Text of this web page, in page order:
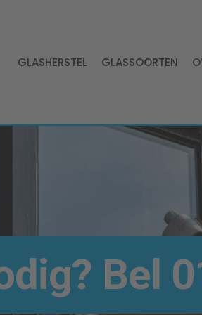
GLASHERSTEL GLASSOORTEN
? Bel